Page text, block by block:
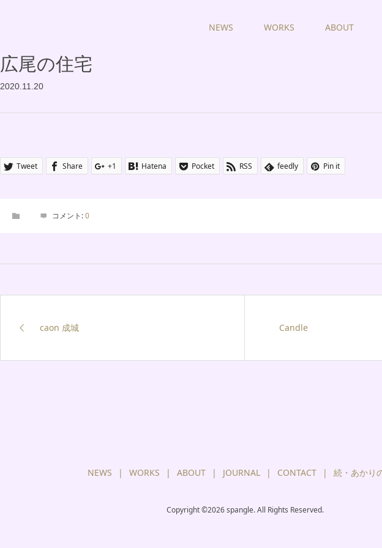
NEWS WORKS ABOUT
広尾の住宅
2020.11.20
Tweet Share +1 Hatena Pocket RSS feedly Pin it
コメント:0
caon 成城 Candle
NEWS WORKS ABOUT JOURNAL CONTACT 続・あかり
Copyright ©2026spangle. All Rights Reserved.